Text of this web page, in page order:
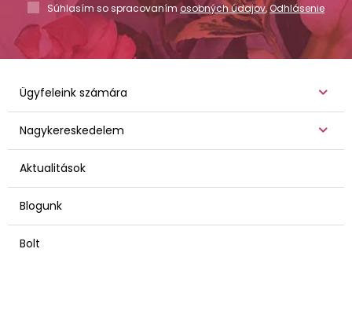
Súhlasím so spracovaním osobných údajov,Odhlásenie
Ügyfeleink számára
Nagykereskedelem
Aktualitások
Blogunk
Bolt